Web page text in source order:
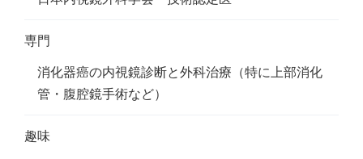
専門
消化器癌の内視鏡診断と外科治療（特に上部消化
管・腹腔鏡手術など）
趣味